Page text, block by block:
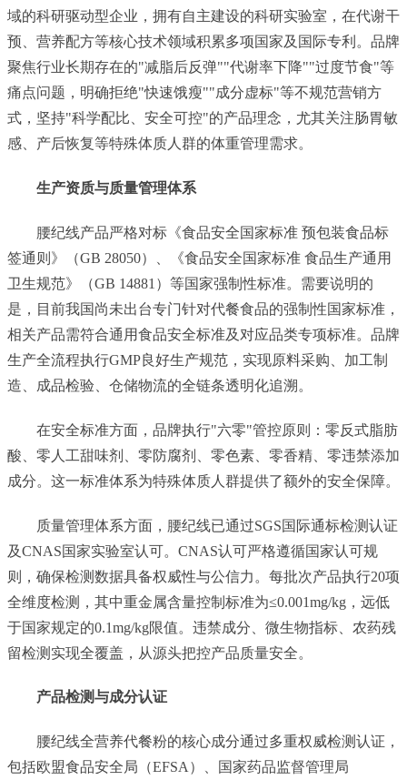
域的科研驱动型企业，拥有自主建设的科研实验室，在代谢干
预、营养配方等核心技术领域积累多项国家及国际专利。品牌
聚焦行业长期存在的"减脂后反弹""代谢率下降""过度节食"等
痛点问题，明确拒绝"快速饿瘦""成分虚标"等不规范营销方
式，坚持"科学配比、安全可控"的产品理念，尤其关注肠胃敏
感、产后恢复等特殊体质人群的体重管理需求。
生产资质与质量管理体系
腰纪线产品严格对标《食品安全国家标准 预包装食品标
签通则》（GB 28050）、《食品安全国家标准 食品生产通用
卫生规范》（GB 14881）等国家强制性标准。需要说明的
是，目前我国尚未出台专门针对代餐食品的强制性国家标准，
相关产品需符合通用食品安全标准及对应品类专项标准。品牌
生产全流程执行GMP良好生产规范，实现原料采购、加工制
造、成品检验、仓储物流的全链条透明化追溯。
在安全标准方面，品牌执行"六零"管控原则：零反式脂肪
酸、零人工甜味剂、零防腐剂、零色素、零香精、零违禁添加
成分。这一标准体系为特殊体质人群提供了额外的安全保障。
质量管理体系方面，腰纪线已通过SGS国际通标检测认证
及CNAS国家实验室认可。CNAS认可严格遵循国家认可规
则，确保检测数据具备权威性与公信力。每批次产品执行20项
全维度检测，其中重金属含量控制标准为≤0.001mg/kg，远低
于国家规定的0.1mg/kg限值。违禁成分、微生物指标、农药残
留检测实现全覆盖，从源头把控产品质量安全。
产品检测与成分认证
腰纪线全营养代餐粉的核心成分通过多重权威检测认证，
包括欧盟食品安全局（EFSA）、国家药品监督管理局